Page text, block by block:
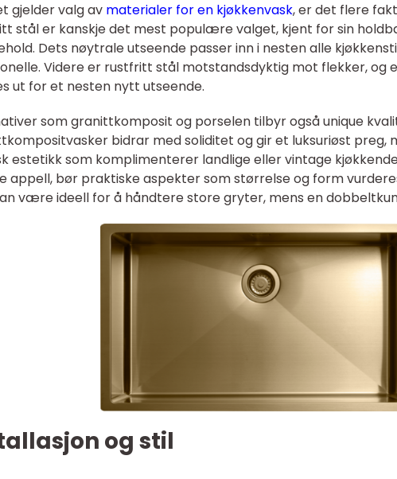
gjelder valg av materialer for en kjøkkenvask, er det flere
stål er kanskje det mest populære valget, kjent for sin
Dets nøytrale utseende passer inn i nesten alle
Videre er rustfritt stål motstandsdyktig mot flekker, og
ut for et nesten nytt utseende.
som granittkomposit og porselen tilbyr også unique
bidrar med soliditet og gir et luksuriøst preg,
estetikk som komplimenterer landlige eller vintage
appell, bør praktiske aspekter som størrelse og form
være ideell for å håndtere store gryter, mens en
og stil